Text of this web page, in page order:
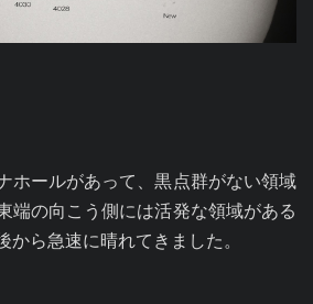
ホールがあって、黒点群がない領域
端の向こう側には活発な領域がある
ら急速に晴れてきました。